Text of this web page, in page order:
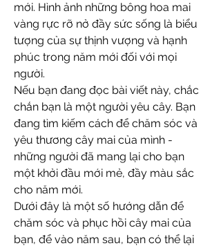
mới. Hình ảnh những bông hoa mai
vàng rực rỡ nở đầy sức sống là biểu
tượng của sự thịnh vượng và hạnh
phúc trong năm mới đối với mọi
người.
Nếu bạn đang đọc bài viết này, chắc
chắn bạn là một người yêu cây. Bạn
đang tìm kiếm cách để chăm sóc và
yêu thương cây mai của mình -
những người đã mang lại cho bạn
một khởi đầu mới mẻ, đầy màu sắc
cho năm mới.
Dưới đây là một số hướng dẫn để
chăm sóc và phục hồi cây mai của
bạn, để vào năm sau, bạn có thể lại